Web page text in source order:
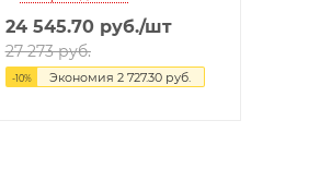
24 545.70руб./шт
27 273руб.
-10% Экономия 2 727.30руб.